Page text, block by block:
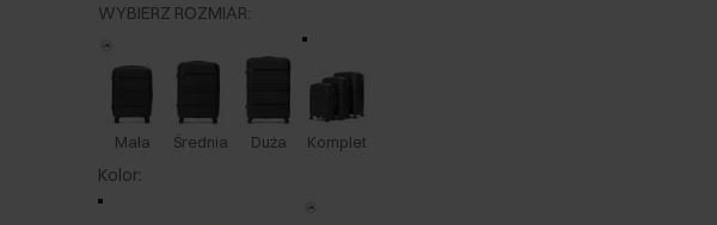
WYBIERZ ROZMIAR:
Mała Średnia Duża Komplet
Kolor: